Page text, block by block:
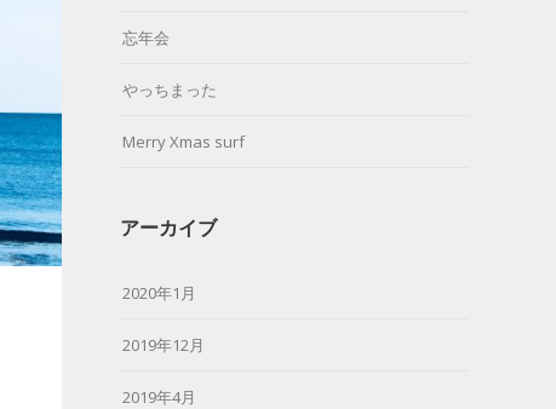
忘年会
やっちまった
Merry Xmas surf
アーカイブ
2020年1月
2019年12月
2019年4月